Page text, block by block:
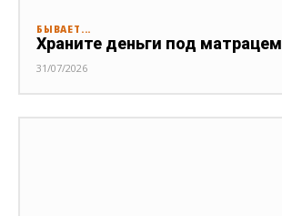
БЫВАЕТ...
Храните деньги под матрацем
31/07/2026